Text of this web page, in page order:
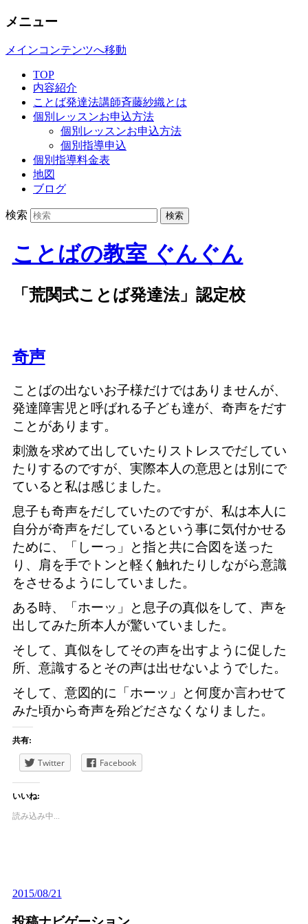
メニュー
メインコンテンツへ移動
TOP
内容紹介
ことば発達法講師斉藤紗織とは
個別レッスンお申込方法
個別レッスンお申込方法
個別指導申込
個別指導料金表
地図
ブログ
検索
ことばの教室 ぐんぐん
「荒関式ことば発達法」認定校
奇声
ことばの出ないお子様だけではありませんが、
発達障害児と呼ばれる子ども達が、奇声をだす
ことがあります。
刺激を求めて出していたりストレスでだしてい
たりするのですが、実際本人の意思とは別にで
ていると私は感じました。
息子も奇声をだしていたのですが、私は本人に
自分が奇声をだしているという事に気付かせる
ために、「しーっ」と指と共に合図を送った
り、肩を手でトンと軽く触れたりしながら意識
をさせるようにしていました。
ある時、「ホーッ」と息子の真似をして、声を
出してみた所本人が驚いていました。
そして、真似をしてその声を出すように促した
所、意識するとその声は出せないようでした。
そして、意図的に「ホーッ」と何度か言わせて
みた頃から奇声を殆どださなくなりました。
共有:
Twitter Facebook
いいね:
読み込み中...
2015/08/21